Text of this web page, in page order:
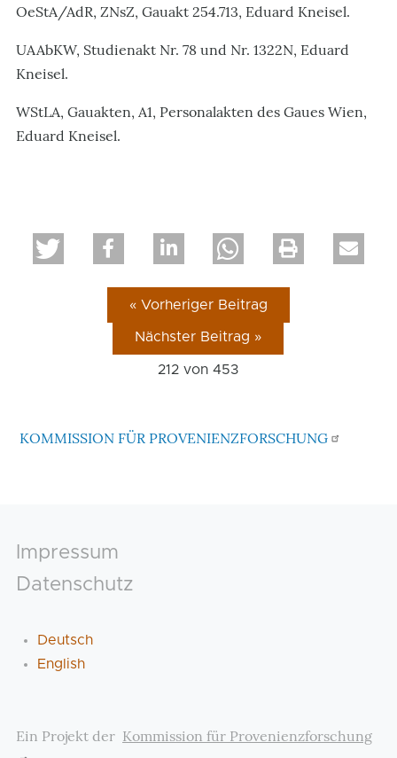
OeStA/AdR, ZNsZ, Gauakt 254.713, Eduard Kneisel.
UAAbKW, Studienakt Nr. 78 und Nr. 1322N, Eduard
Kneisel.
WStLA, Gauakten, A1, Personalakten des Gaues Wien,
Eduard Kneisel.
« Vorheriger Beitrag
Nächster Beitrag »
212 von453
KOMMISSION FÜR PROVENIENZFORSCHUNG
Footer
Impressum
Datenschutz
Deutsch
English
Ein Projekt der Kommission für Provenienzforschung